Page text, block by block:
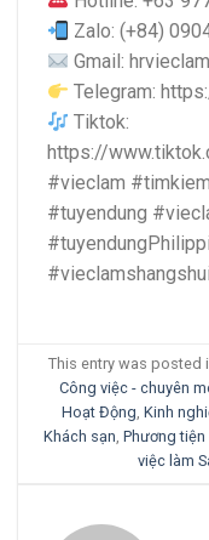
Zalo: (+84)
Gmail:
Telegram:
Tiktok:
https://
#vieclam
#tuyendung
#vieclamshangshui
This entry was posted
Công việc - chuyên
Hoạt Động, Kinh
Khách sạn, Phương tiện
việc làm